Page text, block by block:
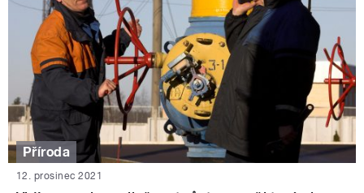
Příroda
12. prosinec 2021